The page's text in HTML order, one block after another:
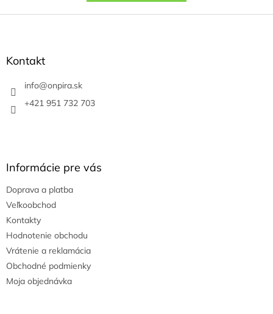
Z
Kontakt
info@onpira.sk
+421 951 732 703
Informácie pre vás
Doprava a platba
Veľkoobchod
Kontakty
Hodnotenie obchodu
Vrátenie a reklamácia
Obchodné podmienky
Moja objednávka